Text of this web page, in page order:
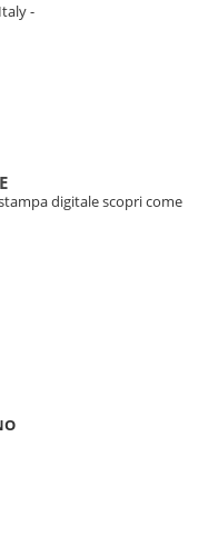
-
digitale scopri come